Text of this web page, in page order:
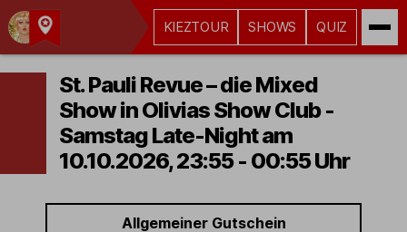
Kult-
Kieztouren
Hamburg
KIEZTOUR SHOWS QUIZ
St. Pauli Revue – die Mixed
Show in Olivias Show Club -
Samstag Late-Night am
10.10.2026, 23:55 - 00:55 Uhr
Allgemeiner Gutschein